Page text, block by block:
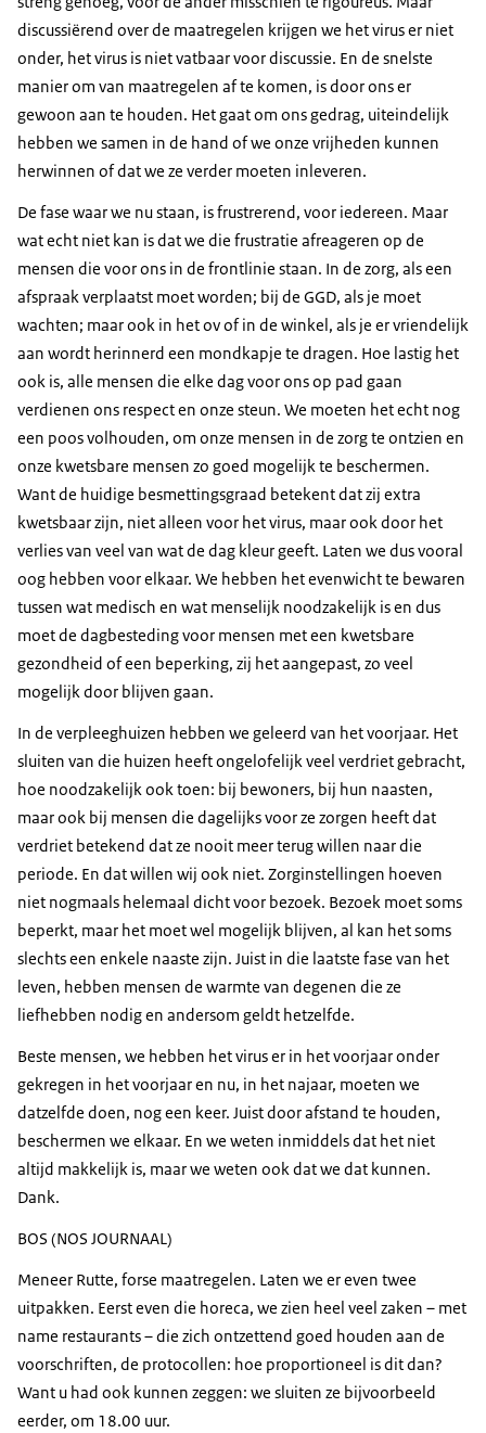
discussiërend over de maatregelen krijgen we het virus er niet
onder, het virus is niet vatbaar voor discussie. En de snelste
manier om van maatregelen af te komen, is door ons er
gewoon aan te houden. Het gaat om ons gedrag, uiteindelijk
hebben we samen in de hand of we onze vrijheden kunnen
herwinnen of dat we ze verder moeten inleveren.
De fase waar we nu staan, is frustrerend, voor iedereen. Maar
wat echt niet kan is dat we die frustratie afreageren op de
mensen die voor ons in de frontlinie staan. In de zorg, als een
afspraak verplaatst moet worden; bij de GGD, als je moet
wachten; maar ook in het ov of in de winkel, als je er vriendelijk
aan wordt herinnerd een mondkapje te dragen. Hoe lastig het
ook is, alle mensen die elke dag voor ons op pad gaan
verdienen ons respect en onze steun. We moeten het echt nog
een poos volhouden, om onze mensen in de zorg te ontzien en
onze kwetsbare mensen zo goed mogelijk te beschermen.
Want de huidige besmettingsgraad betekent dat zij extra
kwetsbaar zijn, niet alleen voor het virus, maar ook door het
verlies van veel van wat de dag kleur geeft. Laten we dus vooral
oog hebben voor elkaar. We hebben het evenwicht te bewaren
tussen wat medisch en wat menselijk noodzakelijk is en dus
moet de dagbesteding voor mensen met een kwetsbare
gezondheid of een beperking, zij het aangepast, zo veel
mogelijk door blijven gaan.
In de verpleeghuizen hebben we geleerd van het voorjaar. Het
sluiten van die huizen heeft ongelofelijk veel verdriet gebracht,
hoe noodzakelijk ook toen: bij bewoners, bij hun naasten,
maar ook bij mensen die dagelijks voor ze zorgen heeft dat
verdriet betekend dat ze nooit meer terug willen naar die
periode. En dat willen wij ook niet. Zorginstellingen hoeven
niet nogmaals helemaal dicht voor bezoek. Bezoek moet soms
beperkt, maar het moet wel mogelijk blijven, al kan het soms
slechts een enkele naaste zijn. Juist in die laatste fase van het
leven, hebben mensen de warmte van degenen die ze
liefhebben nodig en andersom geldt hetzelfde.
Beste mensen, we hebben het virus er in het voorjaar onder
gekregen in het voorjaar en nu, in het najaar, moeten we
datzelfde doen, nog een keer. Juist door afstand te houden,
beschermen we elkaar. En we weten inmiddels dat het niet
altijd makkelijk is, maar we weten ook dat we dat kunnen.
Dank.
BOS (NOS JOURNAAL)
Meneer Rutte, forse maatregelen. Laten we er even twee
uitpakken. Eerst even die horeca, we zien heel veel zaken – met
name restaurants – die zich ontzettend goed houden aan de
voorschriften, de protocollen: hoe proportioneel is dit dan?
Want u had ook kunnen zeggen: we sluiten ze bijvoorbeeld
eerder, om 18.00 uur.